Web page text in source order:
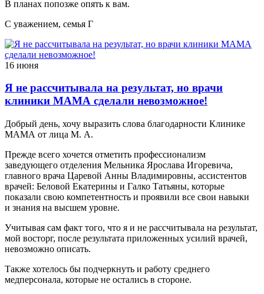
В планах попозже опять к вам.
С уважением, семья Г
16 июня
Я не рассчитывала на результат, но врачи
клиники МАМА сделали невозможное!
Добрый день, хочу выразить слова благодарности Клинике
МАМА от лица М. А.
Прежде всего хочется отметить профессионализм
заведующего отделения Мельника Ярослава Игоревича,
главного врача Царевой Анны Владимировны, ассистентов
врачей: Беловой Екатерины и Галко Татьяны, которые
показали свою компетентность и проявили все свои навыки
и знания на высшем уровне.
Учитывая сам факт того, что я и не рассчитывала на результат,
мой восторг, после результата приложенных усилий врачей,
невозможно описать.
Также хотелось бы подчеркнуть и работу среднего
медперсонала, которые не остались в стороне.